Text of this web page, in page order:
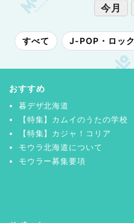
今月
すべて J-POP・ロック
おすすめ
暮デザ北海道
【特集】カムイのうたの学校
【特集】カジャ！コリア
モウラ北海道について
モウラー募集要項